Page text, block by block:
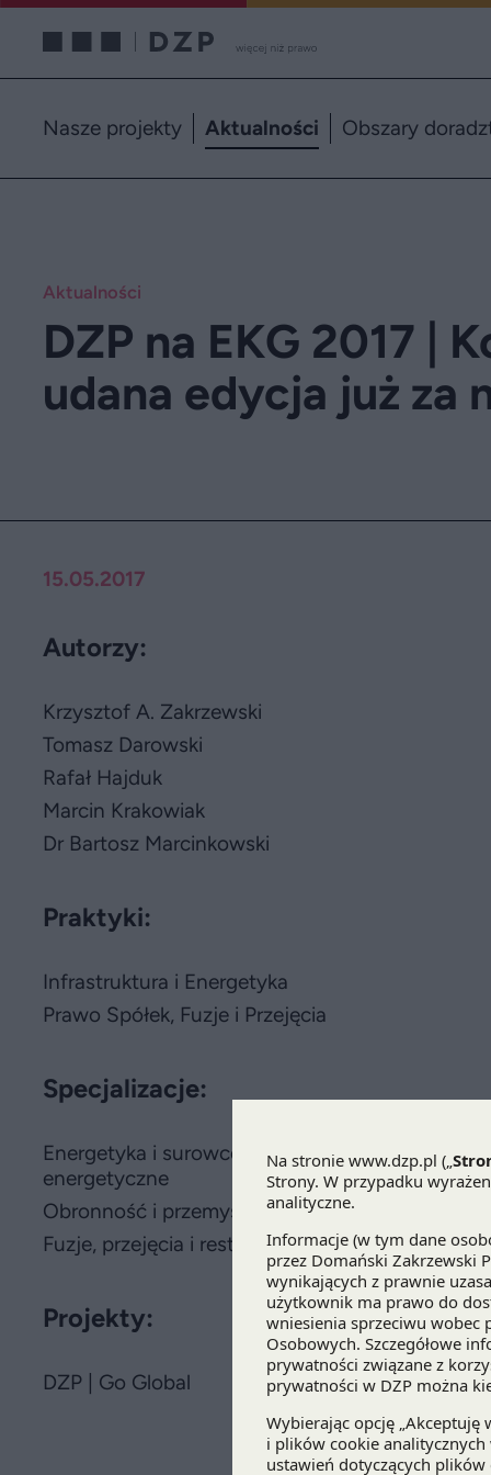
Nasze projekty Aktualności Obszary
Aktualności
DZP na EKG 2017 |
udana edycja już za
15.05.2017
Autorzy:
Krzysztof A. Zakrzewski
Tomasz Darowski
Rafał Hajduk
Marcin Krakowiak
Dr Bartosz Marcinkowski
Praktyki:
Infrastruktura i Energetyka
Prawo Spółek, Fuzje i Przejęcia
Specjalizacje:
Energetyka i surowce
energetyczne
Obronność i przemysł kosmiczny
Fuzje, przejęcia i restrukturyzacje
Projekty:
DZP | Go Global